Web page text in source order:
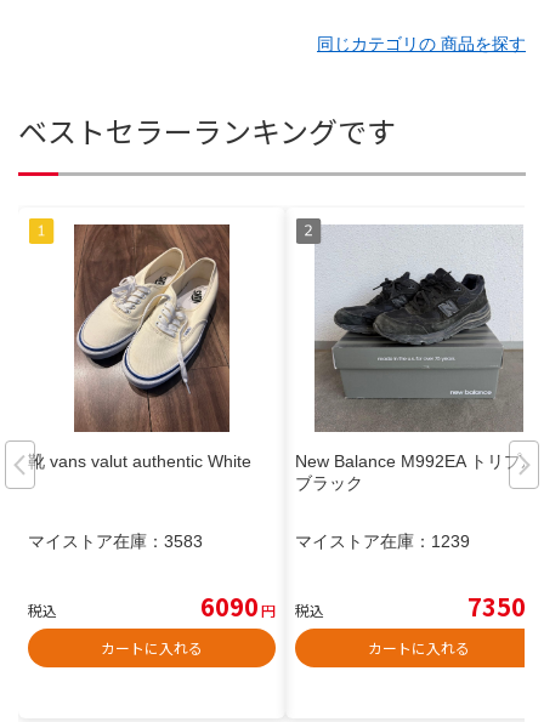
同じカテゴリの 商品を探す
ベストセラーランキングです
靴 vans valut authentic White
マイストア在庫： 3583
税込 6090円
カートに入れる
New Balance M992EA トリプル
ブラック
マイストア在庫： 1239
税込 7350
カートに入れる